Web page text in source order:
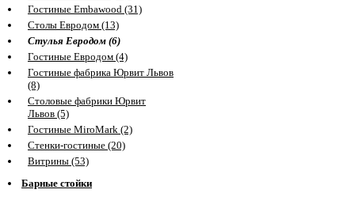
Гостиные Embawood (31)
Столы Евродом (13)
Стулья Евродом (6)
Гостиные Евродом (4)
Гостиные фабрика Юрвит Львов
(8)
Столовые фабрики Юрвит
Львов (5)
Гостиные MiroMark (2)
Стенки-гостиные (20)
Витрины (53)
Барные стойки